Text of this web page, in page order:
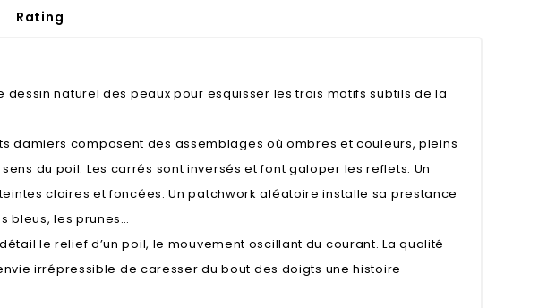
Rating
naturel des peaux pour esquisser les trois motifs subtils de la
damiers composent des assemblages où ombres et couleurs, pleins
du poil. Les carrés sont inversés et font galoper les reflets. Un
claires et foncées. Un patchwork aléatoire installe sa prestance
bleus, les prunes…
le relief d’un poil, le mouvement oscillant du courant. La qualité
irrépressible de caresser du bout des doigts une histoire